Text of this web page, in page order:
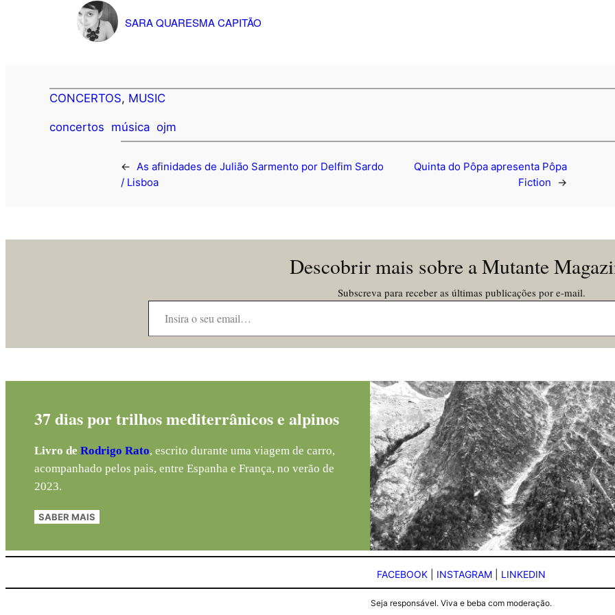
SARA QUARESMA CAPITÃO
CONCERTOS, MUSIC
concertos música ojm
← As afinidades de Julião Sarmento por Delfim Sardo
/ Lisboa
Quinta do Pôpa apresenta Pôpa
Fiction →
Descobrir mais sobre a Mutante
Subscreva para receber as últimas publicações por e-mail.
Insira o seu email…
37 dias por trilhos mediterrânicos e alpinos
Livro deRodrigo Rato, escrito durante uma viagem de carro,
acompanhado pelos pais, entre Espanha e França, no verão de
2023.
SABER MAIS
FACEBOOK INSTAGRAM LINKEDIN
Seja responsável. Viva e beba com moderação.